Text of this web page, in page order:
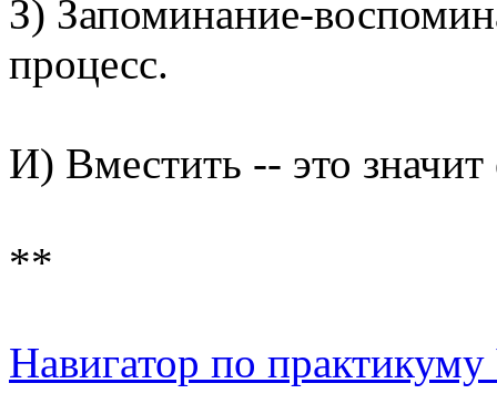
З) Запоминание-
процесс.
И) Вместить -- это
**
Навигатор по